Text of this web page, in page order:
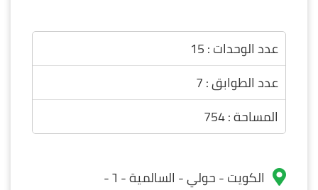
عدد الوحدات : 15
عدد الطوابق : 7
المساحة : 754
الكويت - حولي - السالمية - ٦ -